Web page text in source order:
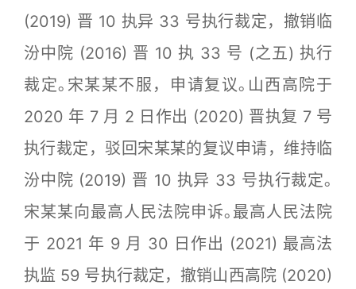
(2019) 晋 10 执异 33 号执行裁定，撤销临
汾中院 (2016) 晋 10 执 33 号 (之五) 执行
裁定｡宋某某不服，申请复议｡山西高院于
2020 年 7 月 2 日作出 (2020) 晋执复 7 号
执行裁定，驳回宋某某的复议申请，维持临
汾中院 (2019) 晋 10 执异 33 号执行裁定｡
宋某某向最高人民法院申诉｡最高人民法院
于 2021 年 9 月 30 日作出 (2021) 最高法
执监 59 号执行裁定，撤销山西高院 (2020)